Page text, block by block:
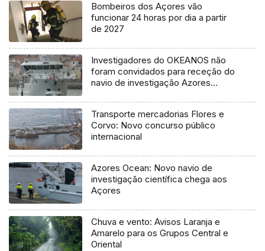
Bombeiros dos Açores vão
funcionar 24 horas por dia a partir
de 2027
Investigadores do OKEANOS não
foram convidados para receção do
navio de investigação Azores
Transporte mercadorias Flores e
Corvo: Novo concurso público
internacional
Azores Ocean: Novo navio de
investigação científica chega aos
Açores
Chuva e vento: Avisos Laranja e
Amarelo para os Grupos Central e
Oriental